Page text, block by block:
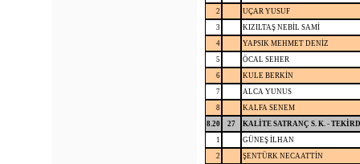
2
UÇAR YUSUF
3
KIZILTAŞ NEBİL SAMİ
4
YAPSIK MEHMET DENİZ
5
ÖCAL SEHER
6
KULE BERKİN
7
ALCA YUNUS
8
KALFA SENEM
8.20
27
KALİTE SATRANÇ S. K. -
1
GÜNEŞ İLHAN
2
ŞENTÜRK NECAATTİN